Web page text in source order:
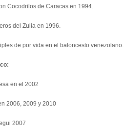
Cocodrilos de Caracas en 1994.
del Zulia en 1996.
de por vida en el baloncesto venezolano.
en el 2002
2006, 2009 y 2010
2007